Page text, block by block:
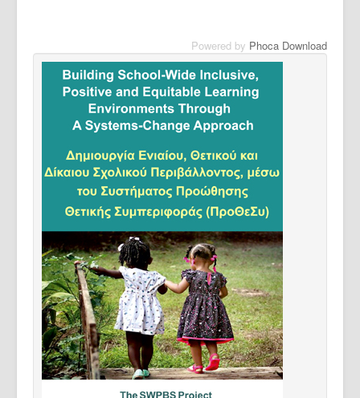
Powered by Phoca Download